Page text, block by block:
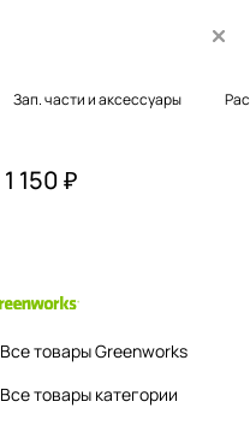
Зап. части и аксессуары
1 150 ₽
Все товары Greenworks
Все товары категории